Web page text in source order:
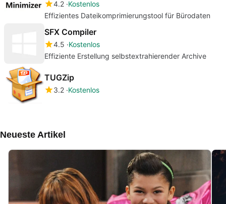
4.2 Kostenlos
Effizientes Dateikomprimierungstool für Bürodaten
SFX Compiler
4.5 Kostenlos
Effiziente Erstellung selbstextrahierender Archive
TUGZip
3.2 Kostenlos
Neueste Artikel